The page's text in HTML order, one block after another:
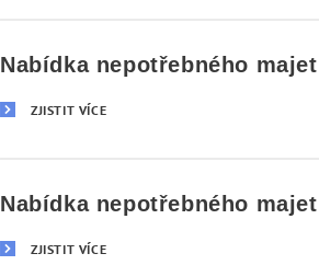
Nabídka nepotřebného
ZJISTIT VÍCE
Nabídka nepotřebného
ZJISTIT VÍCE